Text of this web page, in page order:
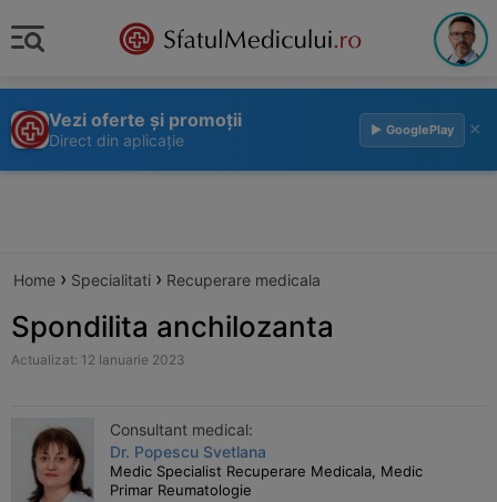
Vezi oferte și promoții
Direct din aplicație
▶ GooglePlay ×
Home › Specialitati › Recuperare medicala
Spondilita anchilozanta
Actualizat: 12 Ianuarie 2023
Consultant medical:
Dr. Popescu Svetlana
Medic Specialist Recuperare Medicala, Medic
Primar Reumatologie